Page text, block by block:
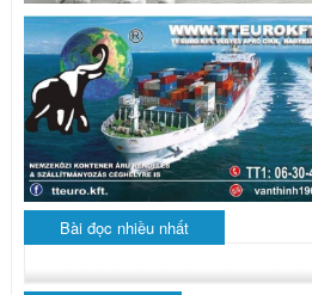
Bài đọc nhiều nhất